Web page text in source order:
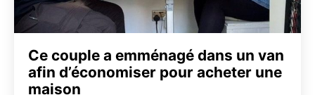
Ce couple a emménagé dans un van
afin d’économiser pour acheter une
maison